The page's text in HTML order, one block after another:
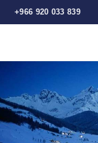
+966 920 033 839